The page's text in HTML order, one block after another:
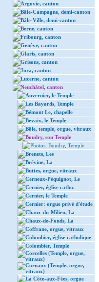
Argovie, canton
Bâle-Campagne, demi-canton
Bâle-Ville, demi-canton
Berne, canton
Fribourg, canton
Genève, canton
Glaris, canton
Grisons, canton
Jura, canton
Lucerne, canton
Neuchâtel, canton
Auvernier, le Temple
Les Bayards, Temple
Bémont Le, chapelle
Bevaix, le Temple
Bôle, temple, orgue, vitraux
Boudry, son Temple
Photos, Boudry, Temple
Brenets, Les
Brévine, La
Buttes, orgue, vitraux
Cerneux-Péquignot, Le
Cernier, église catho.
Cernier, le Temple
Cernier: orgue privé d'étude
Chaux-du-Milieu, La
Chaux-de-Fonds, La
Coffrane, orgue, vitraux
Colombier, église catholique
Colombier, Temple
Corcelles (Temple, orgue,
vitraux)
Cornaux (Temple, orgue,
vitraux)
La Côte-aux-Fées, orgue